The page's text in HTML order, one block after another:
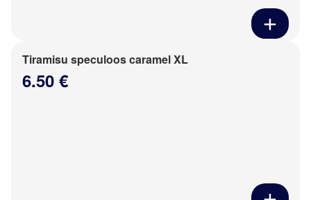
Tiramisu speculoos caramel XL
6.50 €